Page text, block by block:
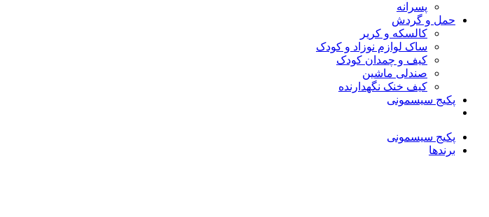
پسرانه
حمل و گردش
کالسکه و کریر
ساک لوازم نوزاد و کودک
کیف و چمدان کودک
صندلی ماشین
کیف خنک نگهدارنده
پکیج سیسمونی
پکیج سیسمونی
برندها